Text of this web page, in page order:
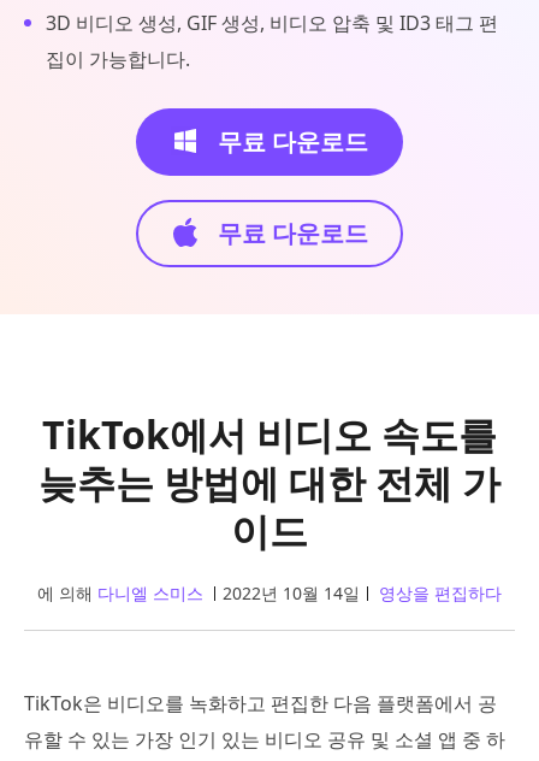
3D 비디오 생성, GIF 생성, 비디오 압축 및 ID3 태그 편
집이 가능합니다.
무료 다운로드
무료 다운로드
TikTok에서 비디오 속도를
늦추는 방법에 대한 전체 가
이드
에 의해 다니엘 스미스 2022년 10월 14일 영상을 편집하다
TikTok은 비디오를 녹화하고 편집한 다음 플랫폼에서 공
유할 수 있는 가장 인기 있는 비디오 공유 및 소셜 앱 중 하